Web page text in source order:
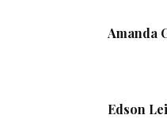
Amanda
Edson